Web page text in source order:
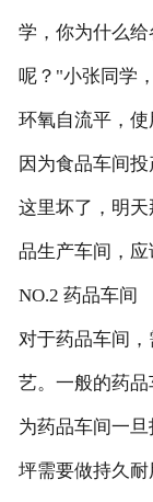
学，你为什么
呢？"小张同学
环氧自流平，使
因为食品车间
这里坏了，明
品生产车间，应
NO.2 药品车间
对于药品车间
艺。一般的药
为药品车间一
坪需要做持久